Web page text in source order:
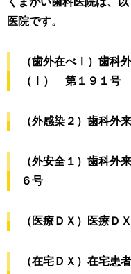
医院です。
（歯外在べⅠ）歯科
（Ⅰ） 第１９１号
（外感染２）歯科
（外安全１）歯科外
６号
（医療ＤＸ）医療
（在宅ＤＸ）在宅患